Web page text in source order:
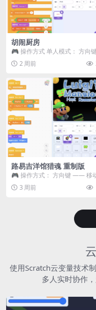
胡闹厨房
🎮 操作方式 单人模式： 方向
WASD —— 移动 Z / K —— 抓...
2 周前
路易吉洋馆猎魂 重制版
🎮 操作方式： 方向键 —— 移
跳跃 空格 —— 打开宝箱 将你...
3 周前
使用Scratch云变量技术
多人实时协作